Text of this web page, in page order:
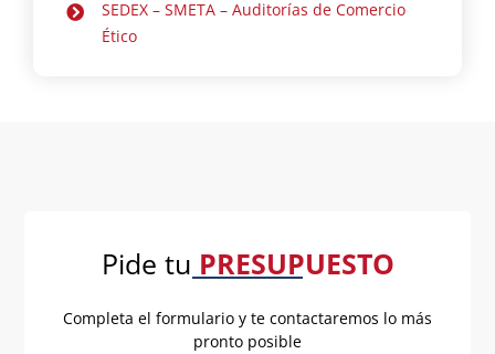
SEDEX – SMETA – Auditorías de Comercio
Ético
Pide tu PRESUPUESTO
Completa el formulario y te contactaremos lo más
pronto posible